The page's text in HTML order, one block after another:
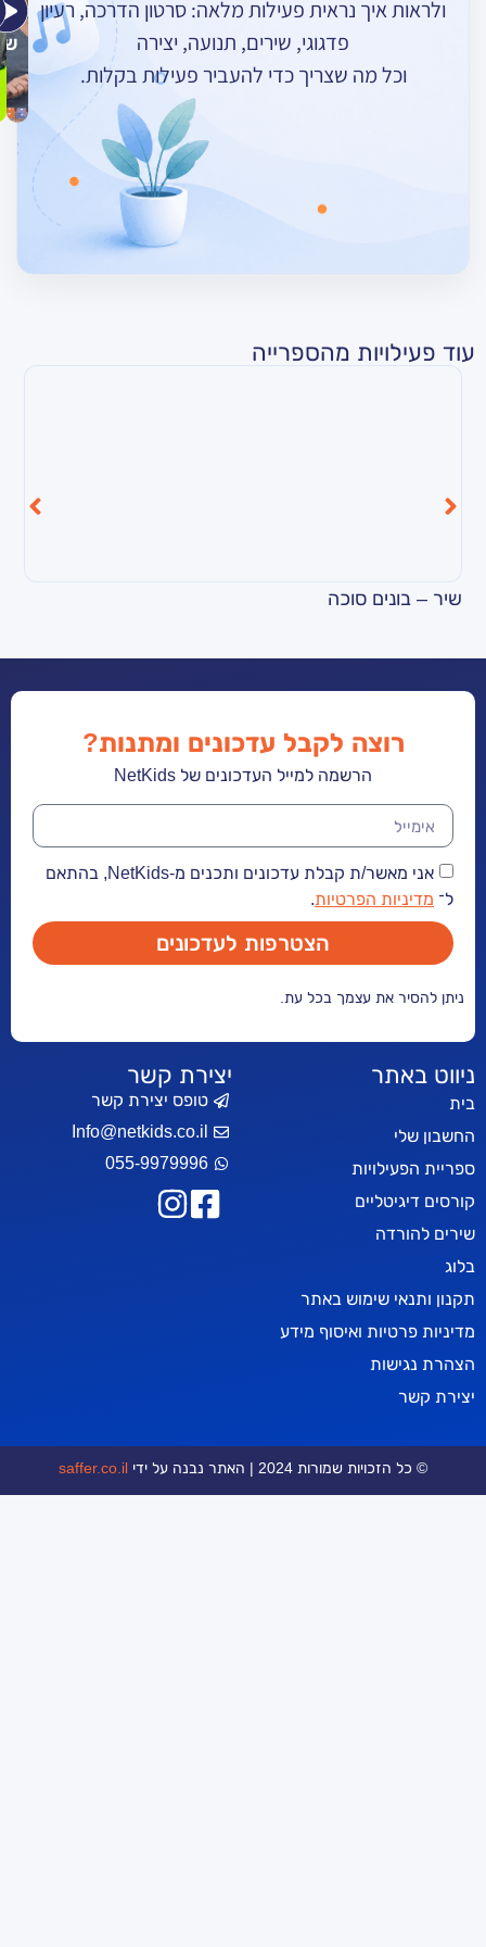
נראית פעילות מלאה: סרטון הדרכה, רעיון
פדגוגי, שירים, תנועה, יצירה
שצריך כדי להעביר פעילות בקלות.
אומרות
שלום
רוקד
–
חורף
מהספרייה
סוכה
באתר
ואיסוף מידע
לקבל עדכונים ומתנות?
הרשמה למייל העדכונים של NetKids
אני מאשר/ת קבלת עדכונים ותכנים מ-NetKids, בהתאם
.
הצטרפות לעדכונים
עצמך בכל עת.
טופס יצירת קשר
Info@netkids.co.il
055-9979996
2024 | האתר נבנה על ידי saffer.co.il